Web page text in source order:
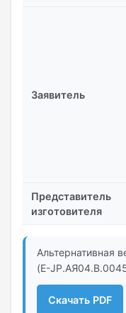
Заявитель
Представитель
изготовителя
Альтернативная
(Е-
Скачать PDF